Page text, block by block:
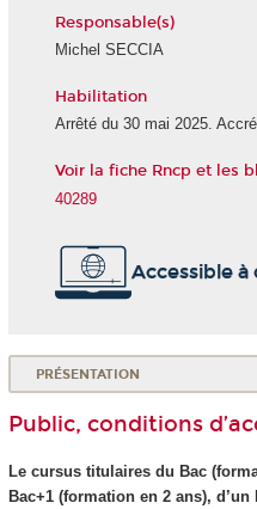
Responsable(s)
Michel SECCIA
Habilitation
Arrêté du 30 mai 2025.
Voir la fiche Rncp et les
40289
Accessible à
PRÉSENTATION
Public, conditions
Le cursus titulaires du Bac
Bac+1 (formation en 2 ans),